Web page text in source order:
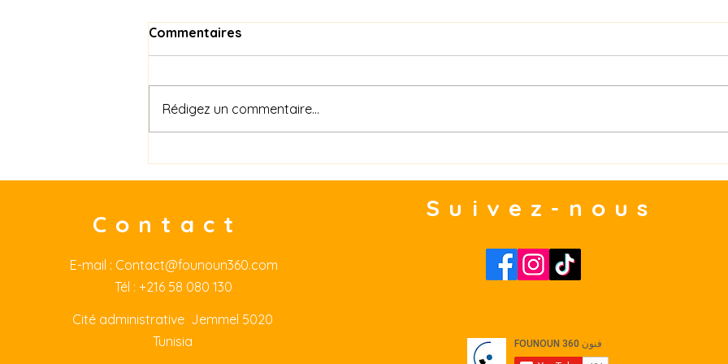
إنجازات فنون منذ التاسيس
4 لمهرجان المدينة بجمّال
Commentaires
Rédigez un commentaire...
Contact
E-mail : Contact@founoun360.com
Tél : +216 58 080 130
Cité administrative Jemmel 5020
Tunisia
Suivez-nous